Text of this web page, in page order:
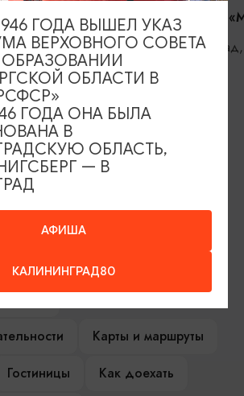
атомных
проспект
Скульптура
НА НАШЕМ САЙТЕ
Афиша мероприятий
Гостевая книга
Карты и маршруты
Гостиницы
Как доехать
АФИША
КАЛИНИНГРАД80
ГОДА ВЫШЕЛ УКАЗ
ВЕРХОВНОГО СОВЕТА
ОБЛАСТИ В
ГОДА ОНА БЫЛА
В
ОБЛАСТЬ,
— В